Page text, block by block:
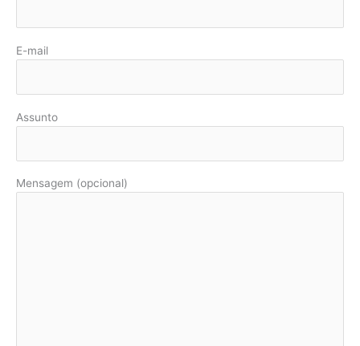
E-mail
Assunto
Mensagem (opcional)